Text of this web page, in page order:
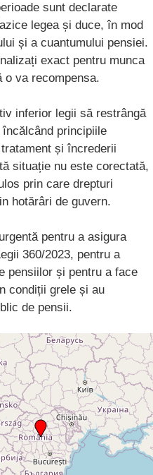
sunt declarate
legea și duce, în mod
și a cuantumului pensiei.
exact pentru munca
o va recompensa.
inferior legii să restrângă
principiile
și încrederii
situație nu este corectată,
prin care drepturi
hotărâri de guvern.
pentru a asigura
360/2023, pentru a
pensiilor și pentru a face
condiții grele și au
de pensii.